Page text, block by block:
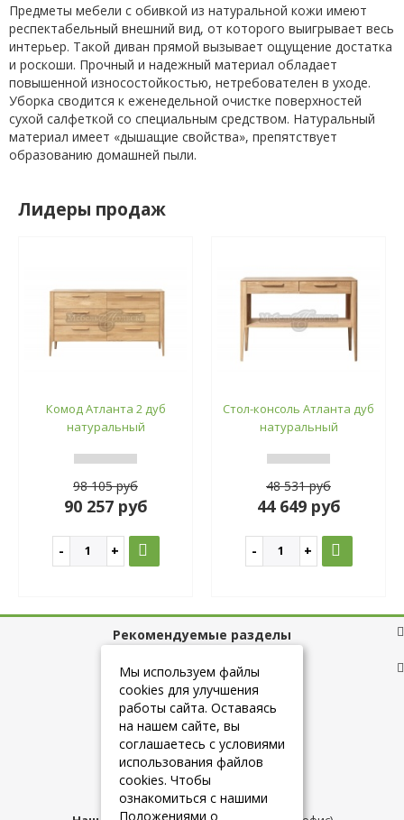
Предметы мебели с обивкой из натуральной кожи имеют
респектабельный внешний вид, от которого выигрывает весь
интерьер. Такой диван прямой вызывает ощущение достатка
и роскоши. Прочный и надежный материал обладает
повышенной износостойкостью, нетребователен в уходе.
Уборка сводится к еженедельной очистке поверхностей
сухой салфеткой со специальным средством. Натуральный
материал имеет «дышащие свойства», препятствует
образованию домашней пыли.
Лидеры продаж
Комод Атланта 2 дуб
натуральный
98 105 руб
90 257 руб
Стол-консоль Атланта дуб
натуральный
48 531 руб
44 649 руб
Рекомендуемые разделы
Полезные ссылки
+7 (925) 084-10-60
Мы используем файлы
cookies для улучшения
работы сайта. Оставаясь
на нашем сайте, вы
соглашаетесь с условиями
использования файлов
cookies. Чтобы
ознакомиться с нашими
Положениями о